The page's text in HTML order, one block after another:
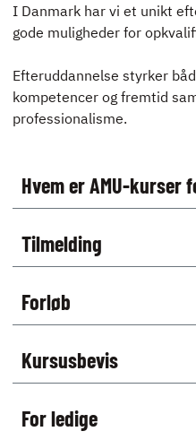
I Danmark har vi et unikt
gode muligheder for
Efteruddannelse styrker
kompetencer og fremtid
professionalisme.
Hvem er AMU-kurser
Tilmelding
Forløb
Kursusbevis
For ledige